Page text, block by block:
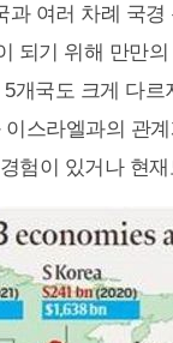
과 여러 차례 국
되기 위해 만만
개국도 크게 다
스라엘과의 관
험이 있거나 현